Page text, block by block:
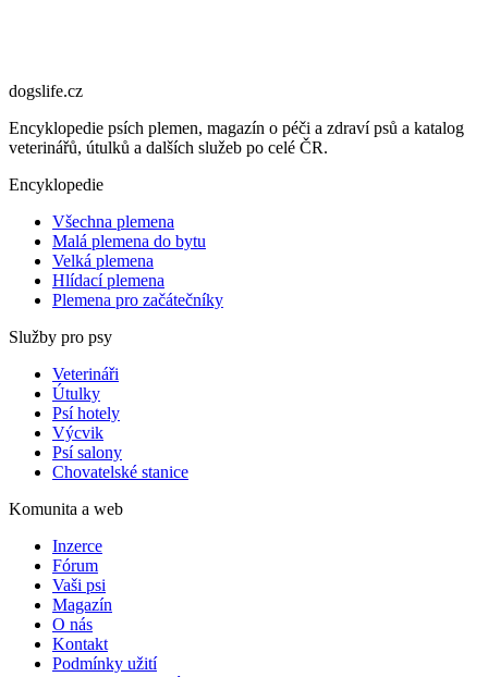
dogslife.cz
Encyklopedie psích plemen, magazín o péči a zdraví psů a katalog
veterinářů, útulků a dalších služeb po celé ČR.
Encyklopedie
Všechna plemena
Malá plemena do bytu
Velká plemena
Hlídací plemena
Plemena pro začátečníky
Služby pro psy
Veterináři
Útulky
Psí hotely
Výcvik
Psí salony
Chovatelské stanice
Komunita a web
Inzerce
Fórum
Vaši psi
Magazín
O nás
Kontakt
Podmínky užití